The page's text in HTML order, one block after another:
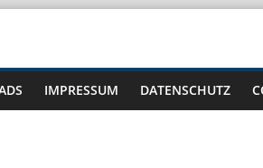
IMPRESSUM DATENSCHUTZ